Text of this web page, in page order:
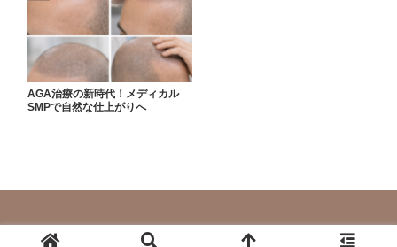
AGA治療の新時代！メディカル
SMPで自然な仕上がりへ
© 2024 美容のこと全部教えます。.